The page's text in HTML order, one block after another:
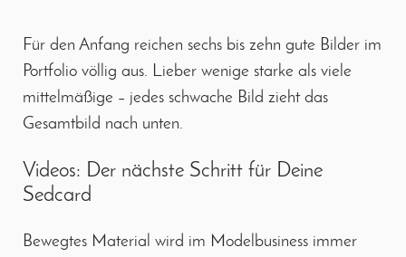
Für den Anfang reichen sechs bis zehn gute Bilder im
Portfolio völlig aus. Lieber wenige starke als viele
mittelmäßige – jedes schwache Bild zieht das
Gesamtbild nach unten.
Videos: Der nächste Schritt für Deine
Sedcard
Bewegtes Material wird im Modelbusiness immer